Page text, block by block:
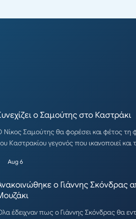
ο Σαμούτης στο Καστράκι
Νίκος Σαμούτης θα φορέσει και φέτος τη
Καστρακίου γεγονός που ικανοποιεί και
Aug 6
ο Γιάννης Σκόνδρας
έδειχναν πως ο Γιάννης Σκόνδρας θα